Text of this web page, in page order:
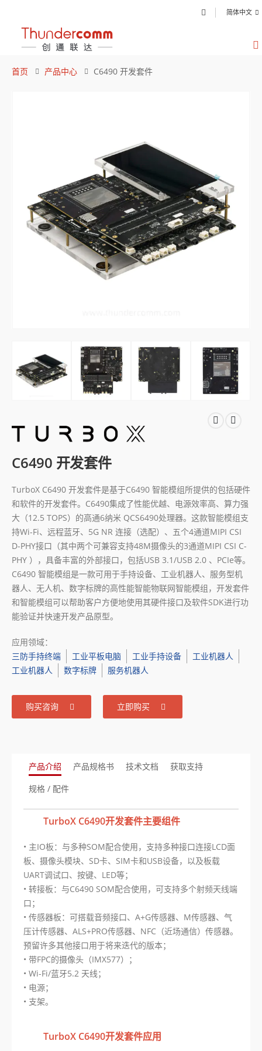
简体中文
首页 产品中心 C6490 开发套件
C6490 开发套件
TurboX C6490 开发套件是基于C6490 智能模组所提供的包括硬件
和软件的开发套件。C6490集成了性能优越、电源效率高、算力强
大（12.5 TOPS）的高通6纳米 QCS6490处理器。这款智能模组支
持Wi-Fi、远程蓝牙、5G NR 连接（选配）、五个4通道MIPI CSI
D-PHY接口（其中两个可兼容支持48M摄像头的3通道MIPI CSI C-
PHY ），具备丰富的外部接口，包括USB 3.1/USB 2.0 、PCIe等。
C6490 智能模组是一款可用于手持设备、工业机器人、服务型机
器人、无人机、数字标牌的高性能智能物联网智能模组，开发套件
和智能模组可以帮助客户方便地使用其硬件接口及软件SDK进行功
能验证并快速开发产品原型。
应用领域：
三防手持终端
工业平板电脑 工业手持设备
工业机器人
工业机器人
数字标牌 服务机器人
购买咨询 立即购买
产品介绍 产品规格书 技术文档
获取支持
规格 / 配件
TurboX C6490开发套件主要组件
• 主IO板：与多种SOM配合使用，支持多种接口连接LCD面
板、摄像头模块、SD卡、SIM卡和USB设备，以及板载
UART调试口、按键、LED等；
• 转接板：与C6490 SOM配合使用，可支持多个射频天线端
口；
• 传感器板：可搭载音频接口、A+G传感器、M传感器、气
压计传感器、ALS+PRO传感器、NFC（近场通信）传感器。
预留许多其他接口用于将来迭代的版本；
• 带FPC的摄像头（IMX577）；
• Wi-Fi/蓝牙5.2 天线；
• 电源；
• 支架。
TurboX C6490开发套件应用